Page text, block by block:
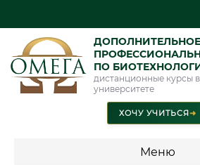
ДОПОЛНИТЕЛЬНОЕ
ПО
дистанционные курсы
университете
ХОЧУ УЧИТЬСЯ➜
Меню